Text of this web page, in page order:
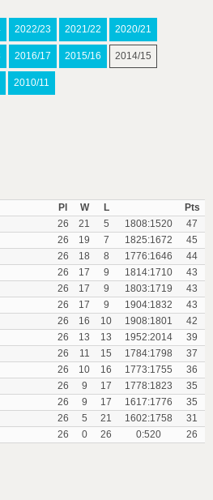
2022/23 2021/22 2020/21
2016/17 2015/16 2014/15
2010/11
Pl W L
Pts
26 21 5 1808:1520
47
26 19 7 1825:1672
45
26 18 8 1776:1646
44
26 17 9 1814:1710
43
26 17 9 1803:1719
43
26 17 9 1904:1832
43
26 16 10 1908:1801
42
26 13 13 1952:2014
39
26 11 15 1784:1798
37
26 10 16 1773:1755
36
26 9 17 1778:1823
35
26 9 17 1617:1776
35
26 5 21 1602:1758
31
26 0 26 0:520 26